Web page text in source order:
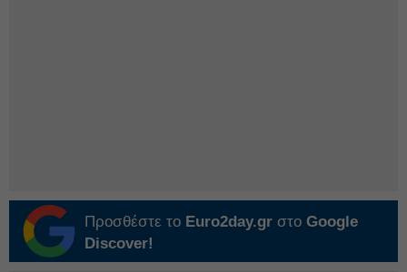
Προσθέστε το Euro2day.gr στο Google
Discover!